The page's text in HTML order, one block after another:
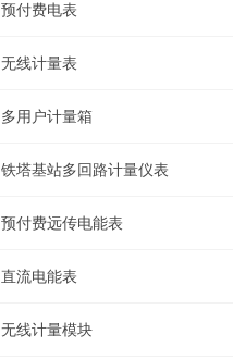
预付费电表
无线计量表
多用户计量箱
铁塔基站多回路计量仪表
预付费远传电能表
直流电能表
无线计量模块